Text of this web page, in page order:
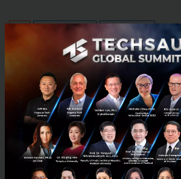
News krungthai-compass
No comment